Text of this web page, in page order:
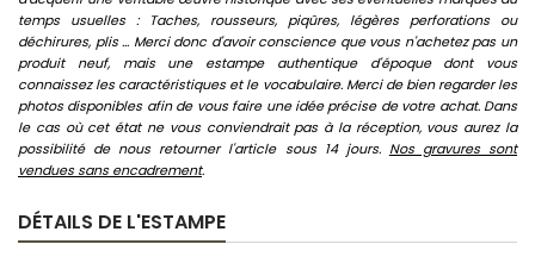
temps usuelles : Taches, rousseurs, piqûres, légères perforations ou
déchirures, plis ... Merci donc d'avoir conscience que vous n'achetez pas un
produit neuf, mais une estampe authentique d'époque dont vous
connaissez les caractéristiques et le vocabulaire. Merci de bien regarder les
photos disponibles afin de vous faire une idée précise de votre achat. Dans
le cas où cet état ne vous conviendrait pas à la réception, vous aurez la
possibilité de nous retourner l'article sous 14 jours. Nos gravures sont
vendues sans encadrement.
DÉTAILS DE L'ESTAMPE